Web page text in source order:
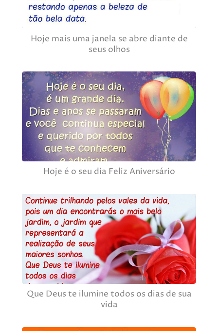
Hoje mais uma janela se abre diante de
seus olhos
Hoje é o seu dia Feliz Aniversário
Que Deus te ilumine todos os dias de sua
vida